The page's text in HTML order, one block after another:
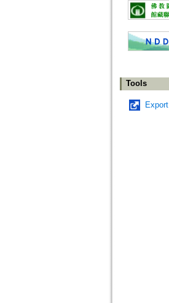
Tools
Export